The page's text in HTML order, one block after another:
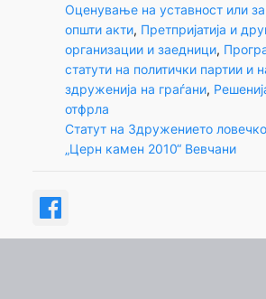
Оценување на уставност или
општи акти, Претпријатија и
организации и заедници,
статути на политички партии и
здруженија на граѓани,
отфрла
Статут на Здружението
„Церн камен 2010“ Вевчани